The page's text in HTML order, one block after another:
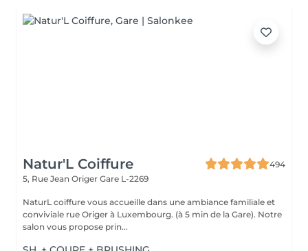
Natur'L Coiffure
494
5, Rue Jean Origer Gare L-2269
NaturL coiffure vous accueille dans une ambiance familiale et
conviviale rue Origer à Luxembourg. (à 5 min de la Gare). Notre
salon vous propose prin...